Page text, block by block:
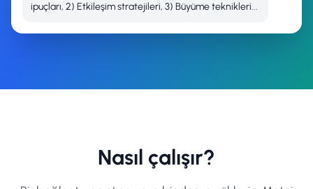
ipuçları, 2) Etkileşim stratejileri, 3) Büyüme teknikleri...
Nasıl çalışır?